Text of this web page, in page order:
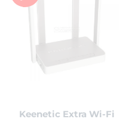
Keenetic Extra Wi-Fi